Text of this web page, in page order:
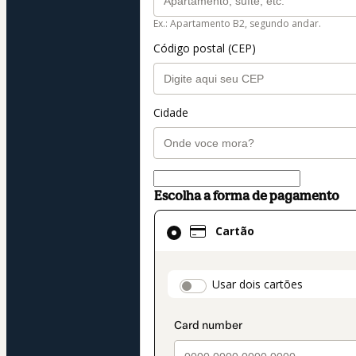
Ex.: Apartamento B2, segundo andar.
Código postal (CEP)
Cidade
Escolha a forma de pagamento
Cartão
Usar dois cartões
Cartão
selecionado